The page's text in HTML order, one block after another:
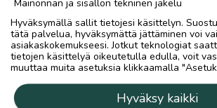
Mainonnan ja sisällön tekninen jakelu
Hyväksymällä sallit tietojesi käsittelyn.
tätä palvelua, hyväksymättä jättäminen voi
asiakaskokemukseesi. Jotkut teknologiat
tietojen käsittelyä oikeutetulla edulla, voit
muuttaa muita asetuksia klikkaamalla
Hyväksy kaikki